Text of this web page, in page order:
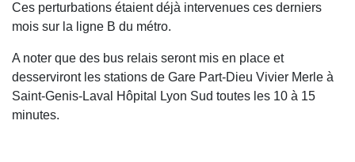
Ces perturbations étaient déjà intervenues ces derniers
mois sur la ligne B du métro.
A noter que des bus relais seront mis en place et
desserviront les stations de Gare Part-Dieu Vivier Merle à
Saint-Genis-Laval Hôpital Lyon Sud toutes les 10 à 15
minutes.